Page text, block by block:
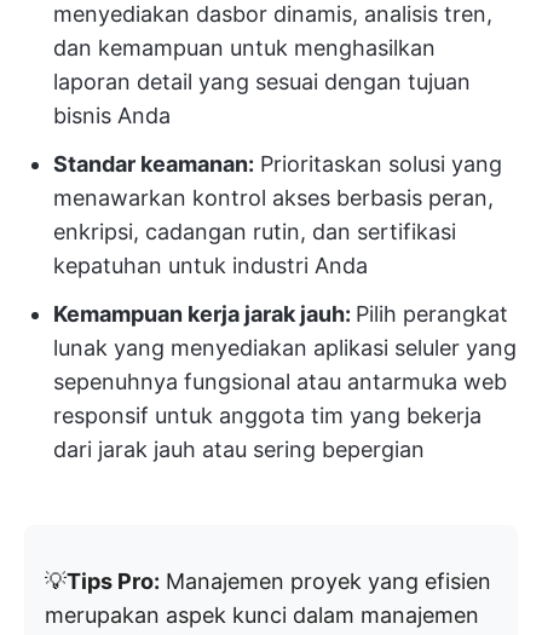
menyediakan dasbor dinamis, analisis tren,
dan kemampuan untuk menghasilkan
laporan detail yang sesuai dengan tujuan
bisnis Anda
Standar keamanan: Prioritaskan solusi yang
menawarkan kontrol akses berbasis peran,
enkripsi, cadangan rutin, dan sertifikasi
kepatuhan untuk industri Anda
Kemampuan kerja jarak jauh: Pilih perangkat
lunak yang menyediakan aplikasi seluler yang
sepenuhnya fungsional atau antarmuka web
responsif untuk anggota tim yang bekerja
dari jarak jauh atau sering bepergian
💡Tips Pro: Manajemen proyek yang efisien
merupakan aspek kunci dalam manajemen